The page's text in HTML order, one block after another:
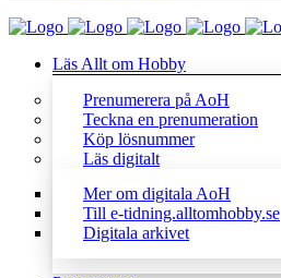
Läs Allt om Hobby
Prenumerera på AoH
Teckna en prenumeration
Köp lösnummer
Läs digitalt
Mer om digitala AoH
Till e-tidning.alltomhobby.se
Digitala arkivet